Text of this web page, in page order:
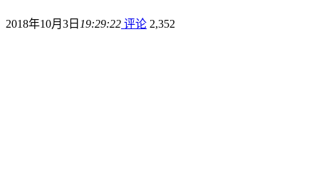
2018年10月3日 19:29:22 评论 2,352